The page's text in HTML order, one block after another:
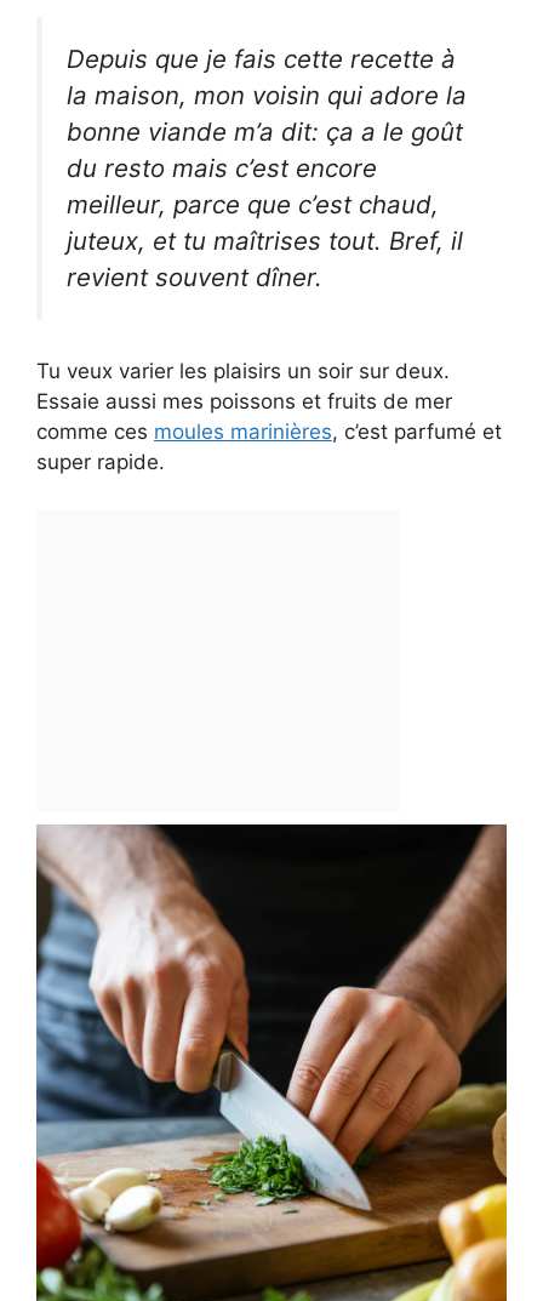
Depuis que je fais cette recette à
la maison, mon voisin qui adore la
bonne viande m’a dit: ça a le goût
du resto mais c’est encore
meilleur, parce que c’est chaud,
juteux, et tu maîtrises tout. Bref, il
revient souvent dîner.
Tu veux varier les plaisirs un soir sur deux.
Essaie aussi mes poissons et fruits de mer
comme ces moules marinières, c’est parfumé et
super rapide.